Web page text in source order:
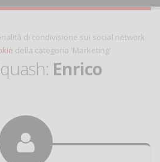
di condivisione sui social network
della categoria 'Marketing'
Enrico